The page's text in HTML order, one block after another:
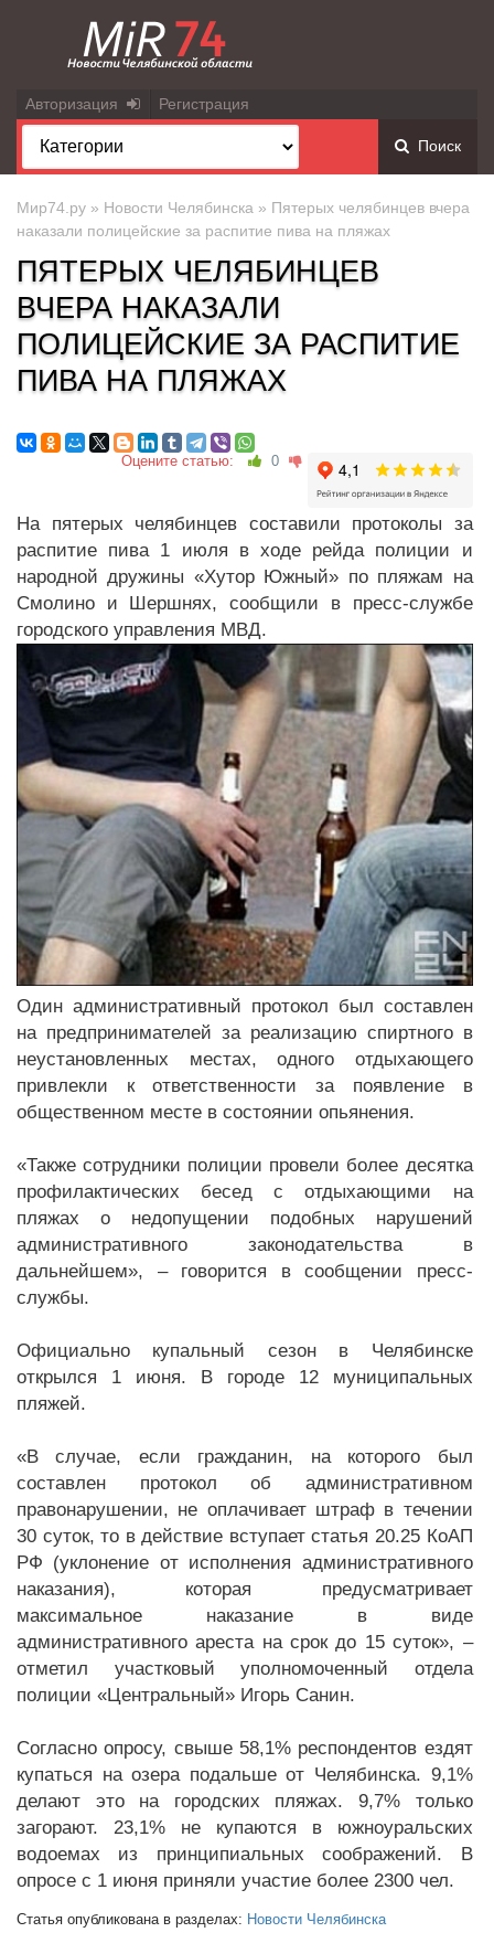
Авторизация Регистрация
Поиск
Мир74.ру » Новости Челябинска » Пятерых челябинцев вчера
наказали полицейские за распитие пива на пляжах
ПЯТЕРЫХ ЧЕЛЯБИНЦЕВ
ВЧЕРА НАКАЗАЛИ
ПОЛИЦЕЙСКИЕ ЗА РАСПИТИЕ
ПИВА НА ПЛЯЖАХ
Оцените статью: 0
На пятерых челябинцев составили протоколы за
распитие пива 1 июля в ходе рейда полиции и
народной дружины «Хутор Южный» по пляжам на
Смолино и Шершнях, сообщили в пресс-службе
городского управления МВД.
Один административный протокол был составлен
на предпринимателей за реализацию спиртного в
неустановленных местах, одного отдыхающего
привлекли к ответственности за появление в
общественном месте в состоянии опьянения.
«Также сотрудники полиции провели более десятка
профилактических бесед с отдыхающими на
пляжах о недопущении подобных нарушений
административного законодательства в
дальнейшем», – говорится в сообщении пресс-
службы.
Официально купальный сезон в Челябинске
открылся 1 июня. В городе 12 муниципальных
пляжей.
«В случае, если гражданин, на которого был
составлен протокол об административном
правонарушении, не оплачивает штраф в течении
30 суток, то в действие вступает статья 20.25 КоАП
РФ (уклонение от исполнения административного
наказания), которая предусматривает
максимальное наказание в виде
административного ареста на срок до 15 суток», –
отметил участковый уполномоченный отдела
полиции «Центральный» Игорь Санин.
Согласно опросу, свыше 58,1% респондентов ездят
купаться на озера подальше от Челябинска. 9,1%
делают это на городских пляжах. 9,7% только
загорают. 23,1% не купаются в южноуральских
водоемах из принципиальных соображений. В
опросе с 1 июня приняли участие более 2300 чел.
Статья опубликована в разделах: Новости Челябинска